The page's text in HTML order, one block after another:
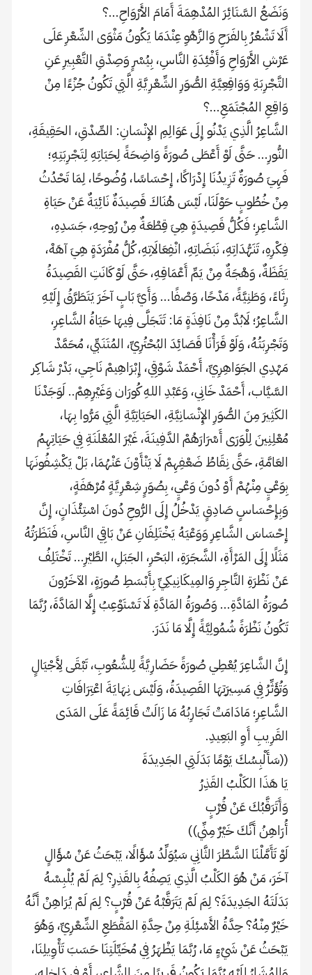
وَنَضَعُ السَّتَائِرَ المُدْهِمَةَ أَمَامَ الأَرْوَاحِ…؟
أَلَا تَشْعُرُ بِالفَرَحِ وَالزَّهْوِ عِنْدَمَا يَكُونُ مَثْوَى الشِّعْرِ عَلَى
عَرْشِ الأَرْوَاحِ وَأَفْئِدَةِ النَّاسِ، بِيُسْرٍ وَصِدْقِ التَّعْبِيرِ عَنِ
التَّجْرِبَةِ وَوَاقِعِيَّةِ الصُّوَرِ الشِّعْرِيَّةِ الَّتِي تَكُونُ جُزْءًا مِنْ
وَاقِعِ المُجْتَمَعِ…؟
الشَّاعِرُ الَّذِي يَدْنُو إِلَى عَوَالِمِ الإِنْسَانِ: الصِّدْقِ، الحَقِيقَةِ،
النُّورِ… حَتَّى لَوْ أَعْطَى صُورَةً وَاضِحَةً لِحَيَاتِهِ لِتَجْرِبَتِهِ؛
فَهِيَ صُورَةٌ تَزِيدُنَا إِدْرَاكًا، إِحْسَاسًا، وُضُوحًا، لِمَا تَحْدُثُ
مِنْ خُطُوبٍ حَوْلَنَا، لَيْسَ هُنَاكَ قَصِيدَةٌ نَائِيَةٌ عَنْ حَيَاةِ
الشَّاعِرِ؛ فَكُلُّ قَصِيدَةٍ هِيَ قِطْعَةٌ مِنْ رُوحِهِ، جَسَدِهِ،
فِكْرِهِ، تَنَهُّدَاتِهِ، نَبَضَاتِهِ، انْفِعَالَاتِهِ، كُلُّ مُفْرَدَةٍ هِيَ آهَهْ،
يَقَظَةٌ، وَهْجَةٌ مِنْ يَمِّ أَعْمَاقِهِ، حَتَّى لَوْ كَانَتِ القَصِيدَةُ
رِثَاءً، وَطَنِيَّةً، مَدْحًا، وَصْفًا… وَأَيَّ بَابٍ آخَرَ يَتَطَرَّقُ إِلَيْهِ
الشَّاعِرُ؛ لَابُدَّ مِنْ نَافِذَةٍ مَا: تَتَجَلَّى فِيهَا حَيَاةُ الشَّاعِرِ،
وَتَجْرِبَتُهُ، وَلَوْ قَرَأْنَا قَصَائِدَ البُحْتُرِيِّ، المُتَنَبِّي، مُحَمَّدْ
مَهْدِي الجَوَاهِرِيِّ، أَحْمَدْ شَوْقِي، إِبْرَاهِيمْ نَاجِي، بَدْرْ شَاكِر
السَّيَّاب، أَحْمَدْ خَانِي، وَعَبْدِ اللهِ كُورَان وَغَيْرِهِمْ.. لَوَجَدْنَا
الكَثِيرَ مِنَ الصُّوَرِ الإِنْسَانِيَّةِ، الحَيَاتِيَّةِ الَّتِي مَرُّوا بِهَا،
مُعْلِنِينَ لِلْوَرَى أَسْرَارَهُمْ الدَّفِينَةَ، غَيْرَ المُعْلَنَةِ فِي حَيَاتِهِمُ
العَامَّةِ، حَتَّى نِقَاطُ ضَعْفِهِمْ لَا يَنْأَوْنَ عَنْهُمَا، بَلْ يَكْشِفُونَهَا
بِوَعْيٍ مِنْهُمْ أَوْ دُونَ وَعْيٍ، بِصُوَرٍ شِعْرِيَّةٍ مُرْهَفَةٍ،
وَبِإِحْسَاسٍ صَادِقٍ يَدْخُلُ إِلَى الرُّوحِ دُونَ اسْتِئْذَانٍ، إِنَّ
إِحْسَاسَ الشَّاعِرِ وَوَعْيَهُ يَخْتَلِفَانِ عَنْ بَاقِي النَّاسِ، فَنَظَرَتُهُ
مَثَلًا إِلَى المَرْأَةِ، الشَّجَرَةِ، البَحْرِ، الجَبَلِ، الطَّيْرِ… تَخْتَلِفُ
عَنْ نَظْرَةِ التَّاجِرِ وَالمِيكَانِيكِيِّ بِأَبْسَطِ صُورَةٍ، الآخَرُونَ
صُورَةُ المَادَّةِ… وَصُورَةُ المَادَّةِ لَا تَسْتَوْعِبُ إِلَّا المَادَّةَ، رُبَّمَا
تَكُونُ نَظْرَةً شُمُولِيَّةً إِلَّا مَا نَدَرَ.
إِنَّ الشَّاعِرَ يُعْطِي صُورَةً حَضَارِيَّةً لِلشُّعُوبِ، تَبْقَى لِأَجْيَالٍ
وَتُؤَثِّرُ فِي مَسِيرَتِهَا القَصِيدَةُ، وَلَيْسَ نِهَايَةَ اعْتِرَافَاتِ
الشَّاعِرِ؛ مَادَامَتْ تَجَارِبُهُ مَا زَالَتْ قَائِمَةً عَلَى المَدَى
القَرِيبِ أَوِ البَعِيدِ.
((سَأَلْبِسُكَ يَوْمًا بَدَلَتِي الجَدِيدَةَ
يَا هَذَا الكَلْبُ القَذِرُ
وَأَتَرَقَّبُكَ عَنْ قُرْبٍ
أُرَاهِنُ أَنَّكَ خَيْرٌ مِنِّي))
لَوْ تَأَمَّلْنَا الشَّطْرَ الثَّانِي سَيُوَلِّدُ سُؤَالًا، يَبْحَثُ عَنْ سُؤَالٍ
آخَرَ، مَنْ هُوَ الكَلْبُ الَّذِي يَصِفُهُ بِالقَذِرِ؟ لِمَ لَمْ يُلْبِسْهُ
بَدَلَتَهُ الجَدِيدَةَ؟ لِمَ لَمْ يَتَرَقَّبْهُ عَنْ قُرْبٍ؟ لِمَ لَمْ يُرَاهِنْ أَنَّهُ
خَيْرٌ مِنْهُ؟ حِدَّةُ الأَسْئِلَةِ مِنْ حِدَّةِ المَقْطَعِ الشِّعْرِيِّ، وَهُوَ
يَبْحَثُ عَنْ شَيْءٍ مَا، رُبَّمَا يَظْهَرُ فِي مُخَيِّلَتِنَا حَسَبَ تَأْوِيلِنَا،